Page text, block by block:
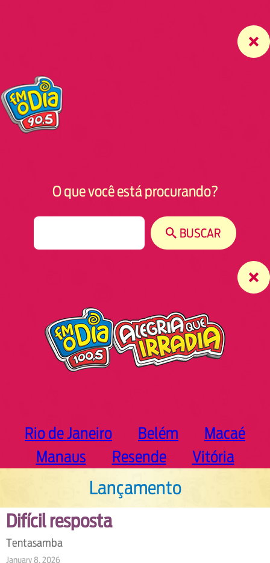
O que você está procurando?
BUSCAR
Rio de Janeiro Belém
Macaé
Manaus
Resende Vitória
Lançamento
Difícil resposta
Tentasamba
January 8, 2026